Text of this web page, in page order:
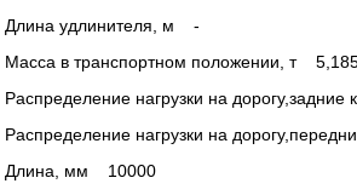
Длина удлинителя, м -
Масса в транспортном положении, т
Распределение нагрузки на
Распределение нагрузки на
Длина, мм 10000